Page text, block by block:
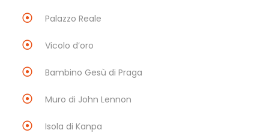
Palazzo Reale
Vicolo d’oro
Bambino Gesù di Praga
Muro di John Lennon
Isola di Kanpa